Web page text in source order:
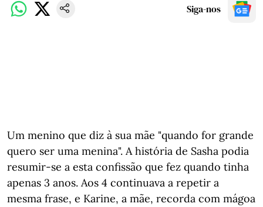
Siga-nos
Um menino que diz à sua mãe "quando for grande
quero ser uma menina". A história de Sasha podia
resumir-se a esta confissão que fez quando tinha
apenas 3 anos. Aos 4 continuava a repetir a
mesma frase, e Karine, a mãe, recorda com mágoa